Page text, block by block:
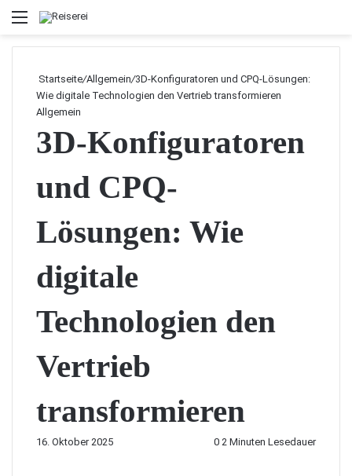
Menü
Startseite/Allgemein/3D-Konfiguratoren und CPQ-Lösungen:
Wie digitale Technologien den Vertrieb transformieren
Allgemein
3D-Konfiguratoren
und CPQ-
Lösungen: Wie
digitale
Technologien den
Vertrieb
transformieren
16. Oktober 2025 0 2 Minuten Lesedauer